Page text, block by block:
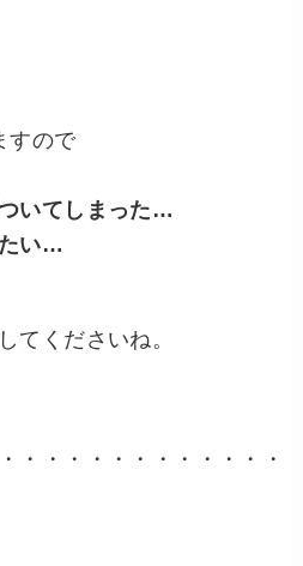
すので
いてしまった…
い…
てくださいね。
・・・・・・・・・・・・